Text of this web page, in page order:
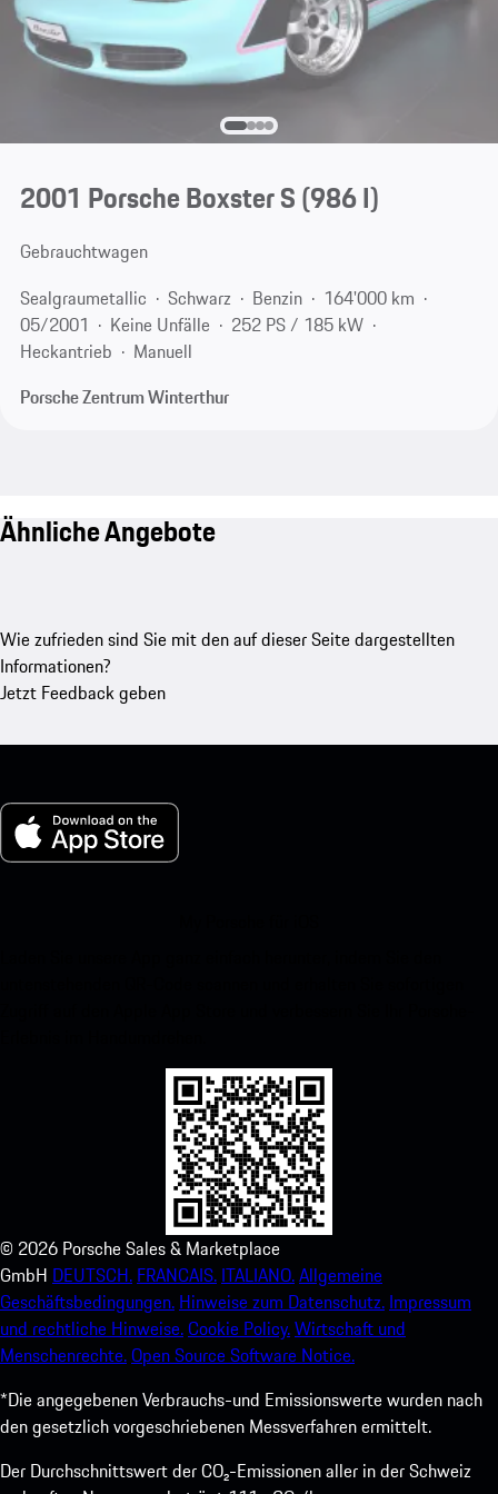
2001 Porsche Boxster S(986 I)
Gebrauchtwagen
Sealgraumetallic
Schwarz Benzin
164'000 km
05/2001
Keine Unfälle
252 PS / 185 kW
Heckantrieb
Manuell
Porsche Zentrum Winterthur
Ähnliche Angebote
Wie zufrieden sind Sie mit den auf dieser Seite dargestellten
Informationen?
Jetzt Feedback geben
© 2026 Porsche Sales & Marketplace
GmbH DEUTSCH. FRANCAIS. ITALIANO.Allgemeine
Geschäftsbedingungen. Hinweise zum Datenschutz. Impressum
und rechtliche Hinweise.Cookie Policy.Wirtschaft und
Menschenrechte.Open Source Software Notice.
*Die angegebenen Verbrauchs-und Emissionswerte wurden nach
den gesetzlich vorgeschriebenen Messverfahren ermittelt.
Der Durchschnittswert der CO₂-Emissionen aller in der Schweiz